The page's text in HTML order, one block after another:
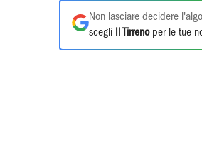
Non lasciare decidere
scegli
Il Tirrenoper le tue